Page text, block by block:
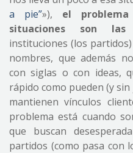
a pie”»), el
situaciones son las
instituciones (los
nombres, que además
con siglas o con ideas,
rápido como pueden (y
mantienen vínculos
problema está cuando
que buscan
partidos (como pasa con